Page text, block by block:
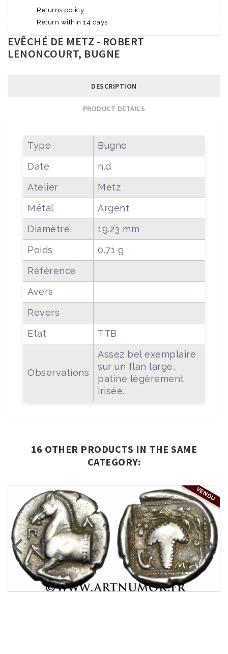
Returns policy
Return within 14 days
EVÊCHÉ DE METZ - ROBERT
LENONCOURT, BUGNE
DESCRIPTION
PRODUCT DETAILS
Type
Bugne
Date
n.d
Atelier
Metz
Métal
Argent
Diamètre
19.23 mm
Poids
0.71 g
Référence
Avers
Revers
Etat
TTB
Observations
Assez bel exemplaire
sur un flan large,
patine légèrement
irisée.
16 OTHER PRODUCTS IN THE SAME
CATEGORY:
VENDU